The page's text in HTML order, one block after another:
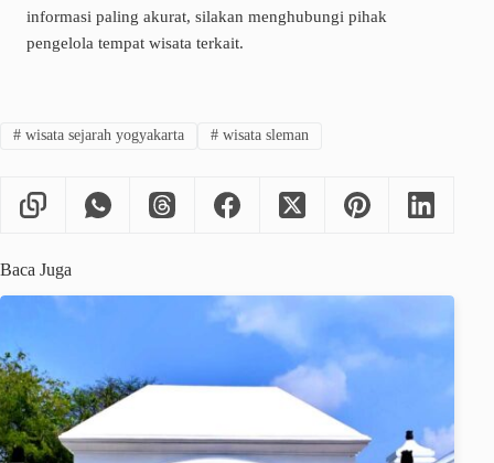
informasi paling akurat, silakan menghubungi pihak
pengelola tempat wisata terkait.
#wisata sejarah yogyakarta #wisata sleman
Baca Juga